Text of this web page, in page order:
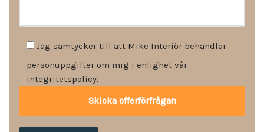
Jag samtycker till att Mike Interiör behandlar
personuppgifter om mig i enlighet vår
integritetspolicy.